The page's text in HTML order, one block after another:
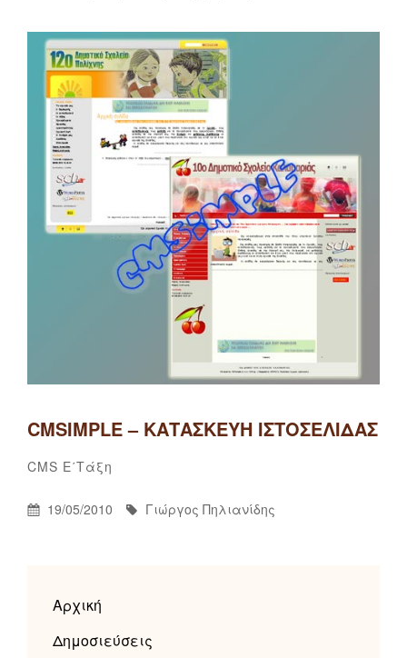
CMSIMPLE – ΚΑΤΑΣΚΕΥΉ ΙΣΤΟΣΕΛΊΔΑΣ
Categories
CMS Ε΄τάξηΓιώργος
Πηλιανίδης
Posted
19/05/2010 By
Γιώργος Πηλιανίδης
Αρχική
Δημοσιεύσεις